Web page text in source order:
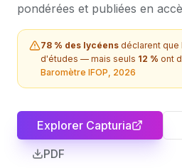
pondérées et publiées en
78 % des lycéens déclarent que
d'études — mais seuls 12 % ont
Baromètre IFOP, 2026
Explorer Capturia
PDF